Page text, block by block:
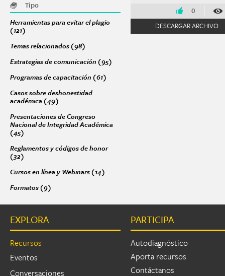
Tipo
Herramientas para evitar el plagio
(121) Apply Herramientas para evitar el plagio filter
Temas relacionados (98)
Estrategias de comunicación (95)
Programas de capacitación (61)
Casos sobre deshonestidad
académica (49)
Presentaciones de Congreso
Nacional de Integridad Académica
(45)
Reglamentos y códigos de honor
(32)
Cursos en línea y Webinars (14)
Formatos (9)
0
DESCARGAR ARCHIVO
EXPLORA
Recursos
Eventos
Conversaciones
PARTICIPA
Autodiagnóstico
Aporta recursos
Contáctanos